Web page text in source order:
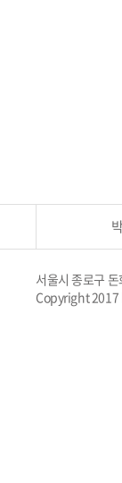
서울시 종로구
Copyright 2017